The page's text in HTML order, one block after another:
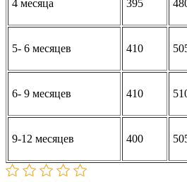
4 месяца 395
5- 6 месяцев 410
6- 9 месяцев 410
9-12 месяцев 400